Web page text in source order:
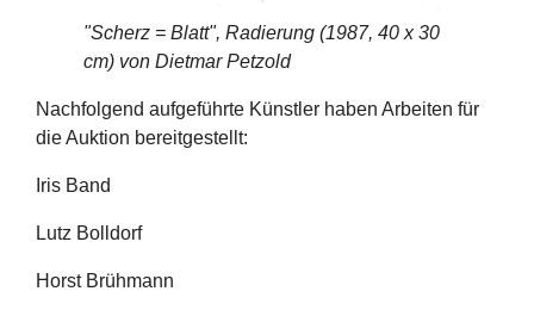
"Scherz = Blatt", Radierung (1987, 40 x 30
cm) von Dietmar Petzold
Nachfolgend aufgeführte Künstler haben Arbeiten für
die Auktion bereitgestellt:
Iris Band
Lutz Bolldorf
Horst Brühmann